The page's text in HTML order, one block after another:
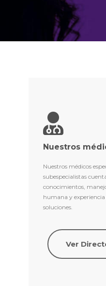
Nuestros
Nuestros médicos
subespecialistas
conocimientos,
humana y
soluciones.
Ver